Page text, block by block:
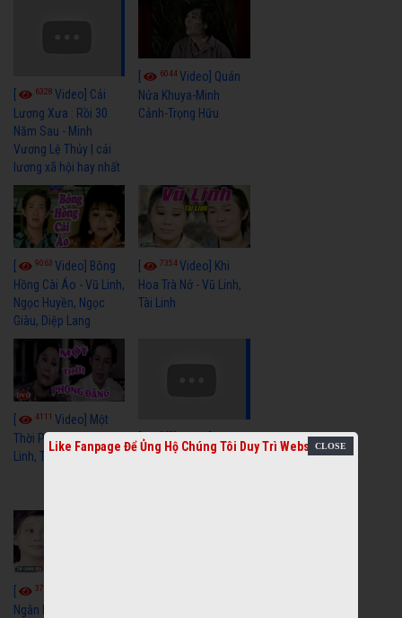
6328 Video] Cải
Lương Xưa : Rồi 30
Năm Sau - Minh
Vương Lệ Thủy | cải
lương xã hội hay nhất
6044Video] Quán
Nửa Khuya-Minh
Cảnh-Trọng Hữu
9063 Video] Bông
Hồng Cài Áo - Vũ Linh,
Ngọc Huyền, Ngọc
Giàu, Diệp Lang
7354Video] Khi
Hoa Trà Nở - Vũ Linh,
Tài Linh
4111 Video] Một
Thời Phóng Đãng - Vũ
Linh, Tài Linh, Chí Linh
3659
Gió Làng Chài - Vũ
3770
Ngân Hà - Vũ Linh, Tài
Like Fanpage Để Ủng Hộ Chúng Tôi Duy Trì Website